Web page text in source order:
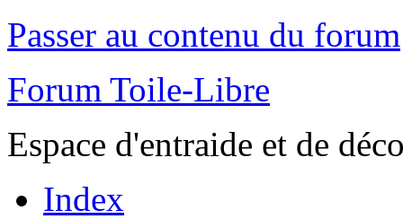
Passer au contenu du forum
Forum Toile-Libre
Espace d'entraide et de
Index